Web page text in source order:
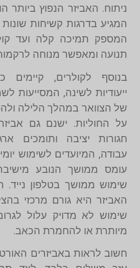
ניתוח. האביזר הנפוץ ביותר
המגיע בדרגות קשיחות
המספק תמיכה קלה ועד
תנועה ומאפשר מנוחה
בנוסף לקולרים, קיימים
ייעודיות לשינה, המסייעות
של הצוואר במהלך הלילה
על החוליות. ישנם גם
חגורות יציבה ותומכים
עבודה, המיועדים לשימוש
עומס ממושך הנובע
שימוש ממושך בטלפון
האביזר היא גורם מרכזי
שימוש לא מדויק עלול
מיותרת או להחמרת הכאב.
חשוב לראות באביזרים